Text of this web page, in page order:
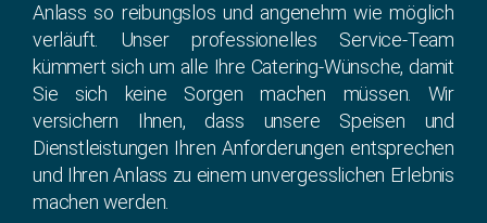
Anlass so reibungslos und angenehm wie möglich
verläuft. Unser professionelles Service-Team
kümmert sich um alle Ihre Catering-Wünsche, damit
Sie sich keine Sorgen machen müssen. Wir
versichern Ihnen, dass unsere Speisen und
Dienstleistungen Ihren Anforderungen entsprechen
und Ihren Anlass zu einem unvergesslichen Erlebnis
machen werden.